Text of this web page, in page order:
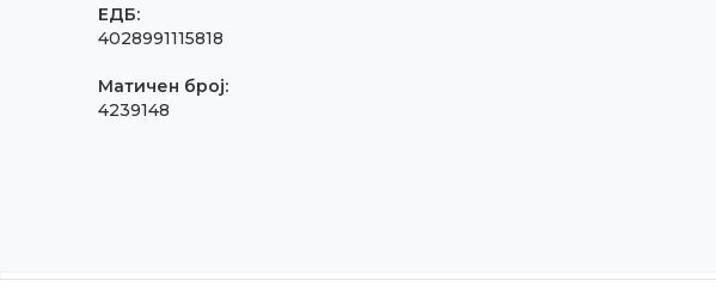
ЕДБ:
4028991115818
Матичен број:
4239148